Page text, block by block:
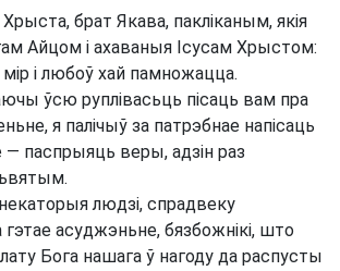
брат Якава, пакліканым, якія
Айцом і ахаваныя Ісусам Хрыстом:
мір і любоў хай памножацца.
ўсю руплівасьць пісаць вам пра
я палічыў за патрэбнае напісаць
паспрыяць веры, адзін раз
людзі, спрадвеку
асуджэньне, бязбожнікі, што
Бога нашага ў нагоду да распусты